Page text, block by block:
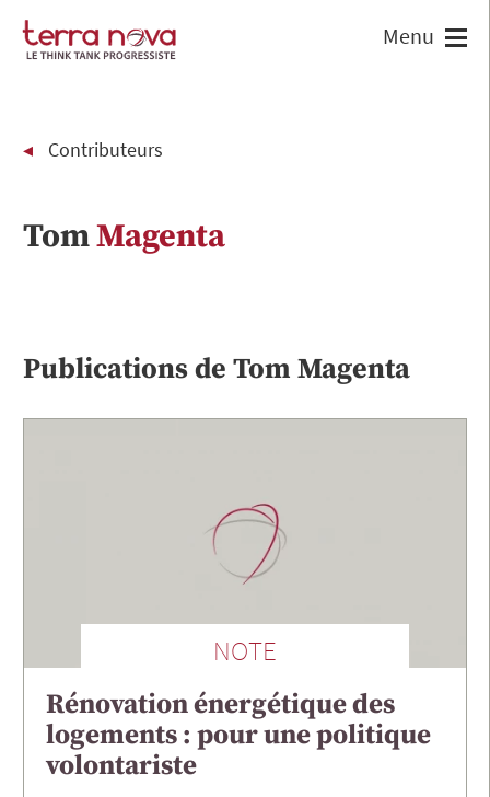
Contributeurs
TomMagenta
Publications de Tom Magenta
NOTE
Rénovation énergétique des
logements : pour une politique
volontariste